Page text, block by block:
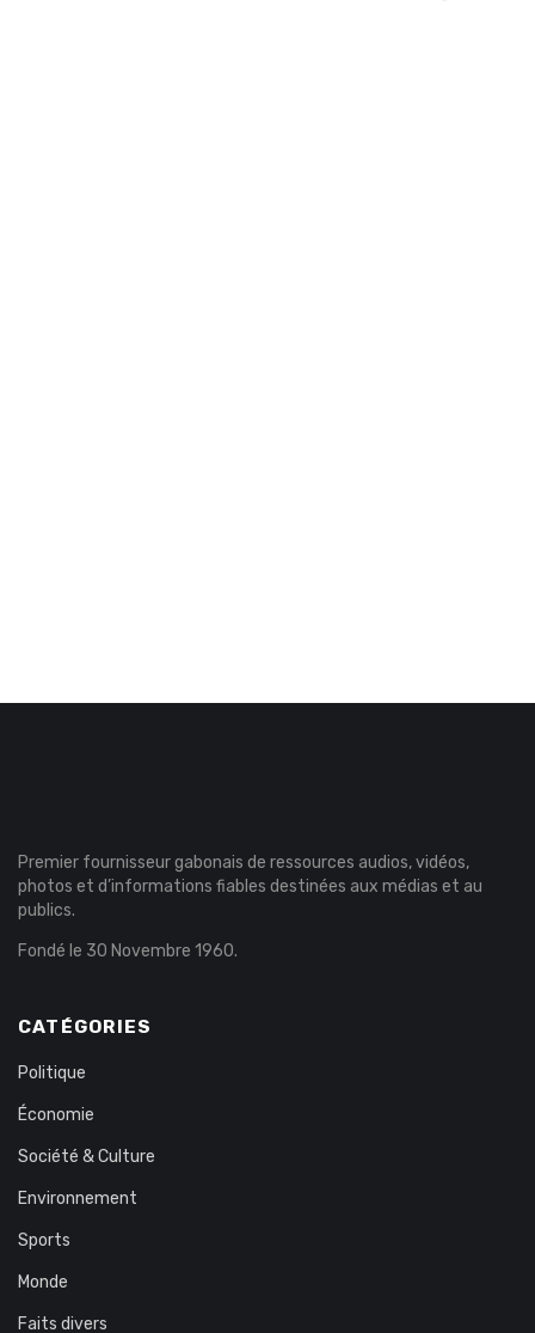
Premier fournisseur gabonais de ressources audios, vidéos,
photos et d’informations fiables destinées aux médias et au
publics.
Fondé le 30 Novembre 1960.
CATÉGORIES
Politique
Économie
Société & Culture
Environnement
Sports
Monde
Faits divers